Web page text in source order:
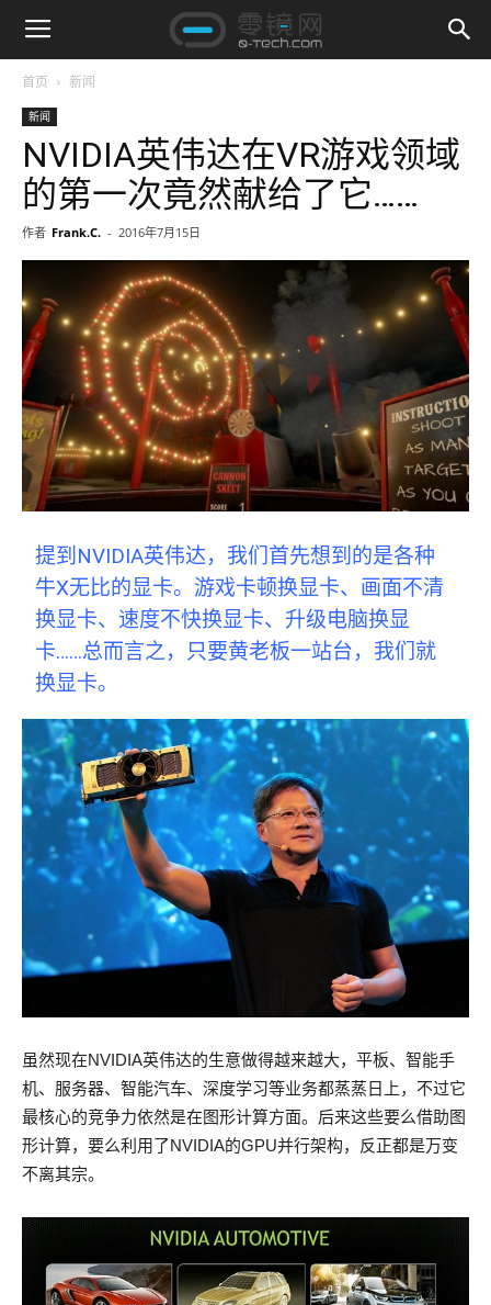
首页 新闻
新闻
NVIDIA英伟达在VR游戏领域
的第一次竟然献给了它……
作者 Frank.C. - 2016年7月15日
提到NVIDIA英伟达，我们首先想到的是各种
牛X无比的显卡。游戏卡顿换显卡、画面不清
换显卡、速度不快换显卡、升级电脑换显
卡……总而言之，只要黄老板一站台，我们就
换显卡。
虽然现在NVIDIA英伟达的生意做得越来越大，平板、智能手
机、服务器、智能汽车、深度学习等业务都蒸蒸日上，不过它
最核心的竞争力依然是在图形计算方面。后来这些要么借助图
形计算，要么利用了NVIDIA的GPU并行架构，反正都是万变
不离其宗。